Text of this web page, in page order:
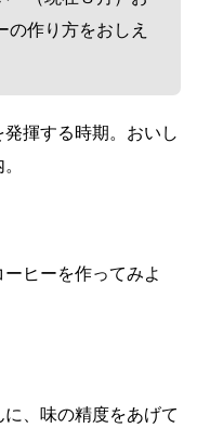
の作り方をおしえ
発揮する時期。おいし
ヒーを作ってみよ
、味の精度をあげて